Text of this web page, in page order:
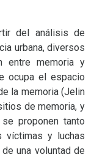
del análisis de
urbana, diversos
entre memoria y
ocupa el espacio
la memoria (Jelin
de memoria, y
proponen tanto
víctimas y luchas
una voluntad de